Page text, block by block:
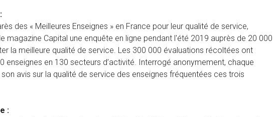
des « Meilleures Enseignes » en France pour leur qualité de service,
magazine Capital une enquête en ligne pendant l'été 2019 auprès de 20 000
la meilleure qualité de service. Les 300 000 évaluations récoltées ont
enseignes en 130 secteurs d’activité. Interrogé anonymement, chaque
avis sur la qualité de service des enseignes fréquentées ces trois
: